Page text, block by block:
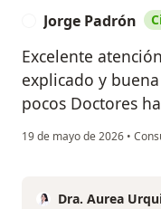
Jorge Padrón
Excelente
explicado y
pocos Doctores
19 de mayo de 2026 •
Dra. Aurea